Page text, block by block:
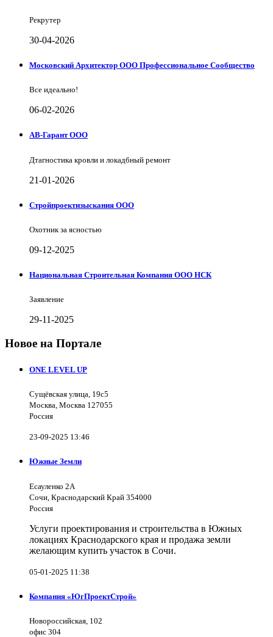
Рекрутер
30-04-2026
Московский Архитектор ООО Профессиональное Сообщество
Все идеально!
06-02-2026
АВ-Гарант ООО
Дтагностика кровли и локадбный ремонт
21-01-2026
Стройпроектизыскания ООО
Охотник за ясностью
09-12-2025
Национальная Строительная Компания ООО НСК
Заявление
29-11-2025
Новое на Портале
ONE LEVEL UP
Сущёвская улица, 19с5
Москва, Москва 127055
Россия
23-09-2025 13:46
Южные Земли
Есауленко 2А
Сочи, Краснодарский Край 354000
Россия
Услуги проектирования и строительства в Южных
локациях Краснодарского края и продажа земли
желающим купить участок в Сочи.
05-01-2025 11:38
Компания «ЮгПроектСтрой»
Новороссийская, 102
офис 304